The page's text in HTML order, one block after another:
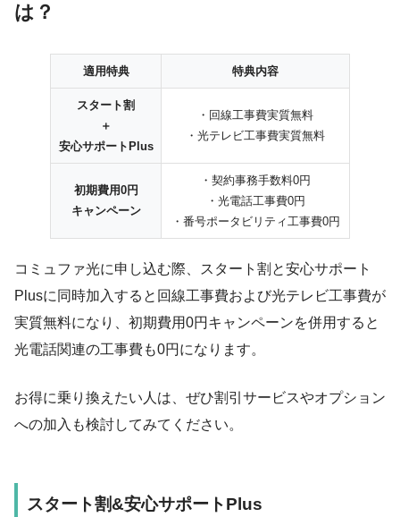
は？
適用特典 特典内容
スタート割
＋
安心サポートPlus
・回線工事費実質無料
・光テレビ工事費実質無料
初期費用0円
キャンペーン
・契約事務手数料0円
・光電話工事費0円
・番号ポータビリティ工事費0円
コミュファ光に申し込む際、スタート割と安心サポート
Plusに同時加入すると回線工事費および光テレビ工事費が
実質無料になり、初期費用0円キャンペーンを併用すると
光電話関連の工事費も0円になります。
お得に乗り換えたい人は、ぜひ割引サービスやオプション
への加入も検討してみてください。
スタート割&安心サポートPlus